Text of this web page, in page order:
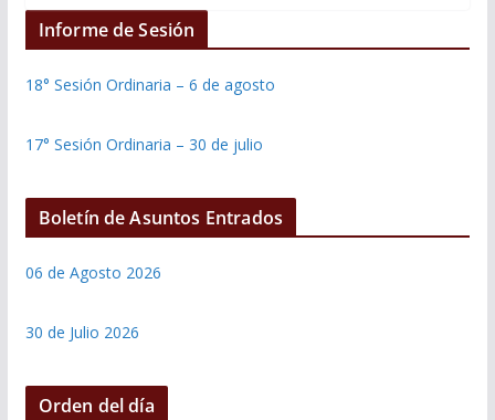
Informe de Sesión
18° Sesión Ordinaria – 6 de agosto
17° Sesión Ordinaria – 30 de julio
Boletín de Asuntos Entrados
06 de Agosto 2026
30 de Julio 2026
Orden del día